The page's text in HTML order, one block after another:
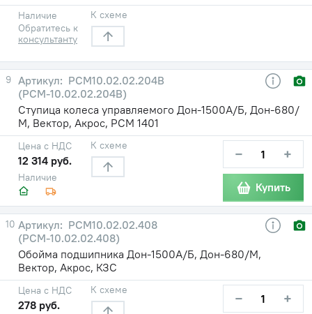
Наличие
Обратитесь к
консультанту
К схеме
9
РСМ10.02.02.204В
(РСМ-10.02.02.204В)
Ступица колеса управляемого Дон-1500А/Б, Дон-680/
М, Вектор, Акрос, РСМ 1401
Наличие
Цена с НДС
12 314 руб.
К схеме − +
Купить
10
РСМ10.02.02.408
(РСМ-10.02.02.408)
Обойма подшипника Дон-1500А/Б, Дон-680/М,
Вектор, Акрос, КЗС
Цена с НДС
278 руб.
К схеме − +